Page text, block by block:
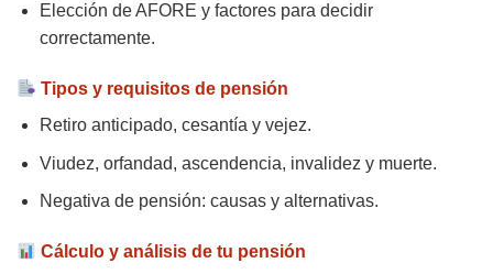
Elección de AFORE y factores para decidir
correctamente.
Tipos y requisitos de pensión
Retiro anticipado, cesantía y vejez.
Viudez, orfandad, ascendencia, invalidez y muerte.
Negativa de pensión: causas y alternativas.
Cálculo y análisis de tu pensión